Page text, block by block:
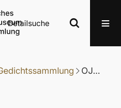
Detailsuche
OJM_DN_G_005-044: Gedicht